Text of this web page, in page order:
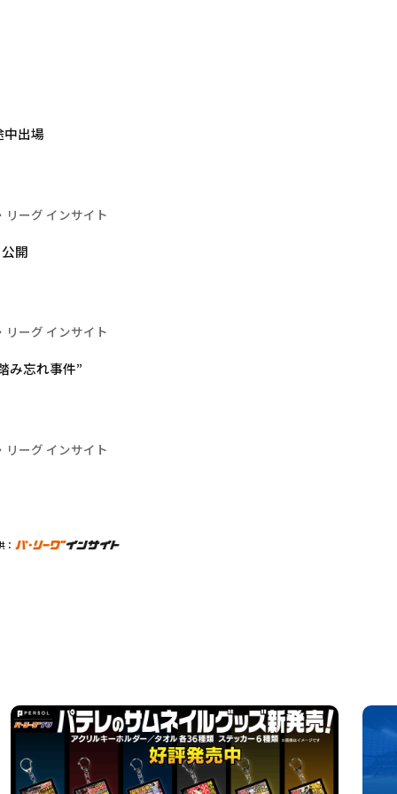
出場
リーグ インサイト
開
リーグ インサイト
み忘れ事件”
リーグ インサイト
：